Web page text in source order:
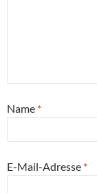
Name *
E-Mail-Adresse *